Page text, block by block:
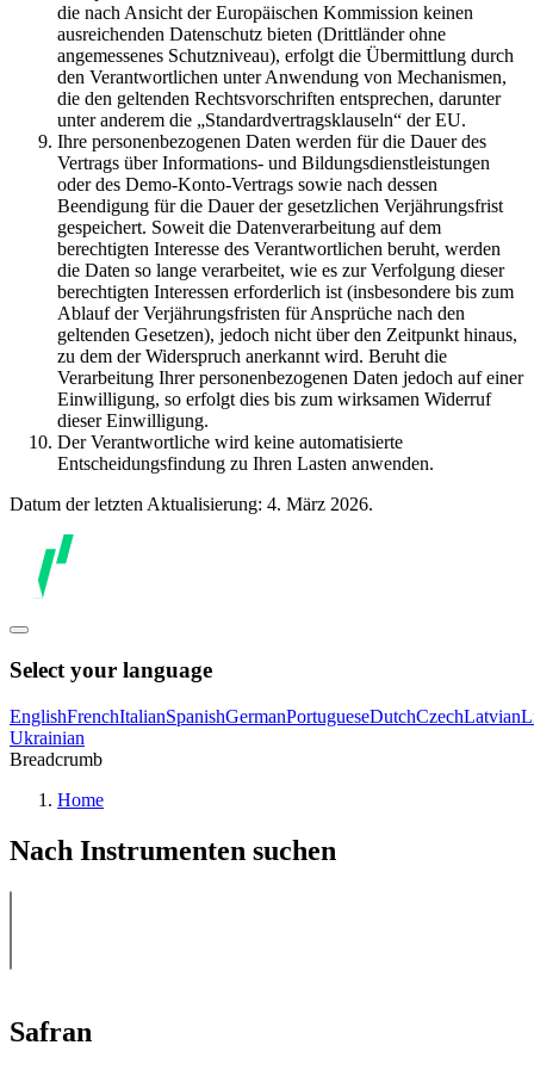
die nach Ansicht der Europäischen Kommission keinen
ausreichenden Datenschutz bieten (Drittländer ohne
angemessenes Schutzniveau), erfolgt die Übermittlung durch
den Verantwortlichen unter Anwendung von Mechanismen,
die den geltenden Rechtsvorschriften entsprechen, darunter
unter anderem die „Standardvertragsklauseln“ der EU.
Ihre personenbezogenen Daten werden für die Dauer des
Vertrags über Informations- und Bildungsdienstleistungen
oder des Demo-Konto-Vertrags sowie nach dessen
Beendigung für die Dauer der gesetzlichen Verjährungsfrist
gespeichert. Soweit die Datenverarbeitung auf dem
berechtigten Interesse des Verantwortlichen beruht, werden
die Daten so lange verarbeitet, wie es zur Verfolgung dieser
berechtigten Interessen erforderlich ist (insbesondere bis zum
Ablauf der Verjährungsfristen für Ansprüche nach den
geltenden Gesetzen), jedoch nicht über den Zeitpunkt hinaus,
zu dem der Widerspruch anerkannt wird. Beruht die
Verarbeitung Ihrer personenbezogenen Daten jedoch auf einer
Einwilligung, so erfolgt dies bis zum wirksamen Widerruf
dieser Einwilligung.
Der Verantwortliche wird keine automatisierte
Entscheidungsfindung zu Ihren Lasten anwenden.
Datum der letzten Aktualisierung: 4. März 2026.
Select your language
EnglishFrenchItalianSpanishGermanPortugueseDutchCzechLatvian
Ukrainian
Breadcrumb
Home
Nach Instrumenten suchen
Safran